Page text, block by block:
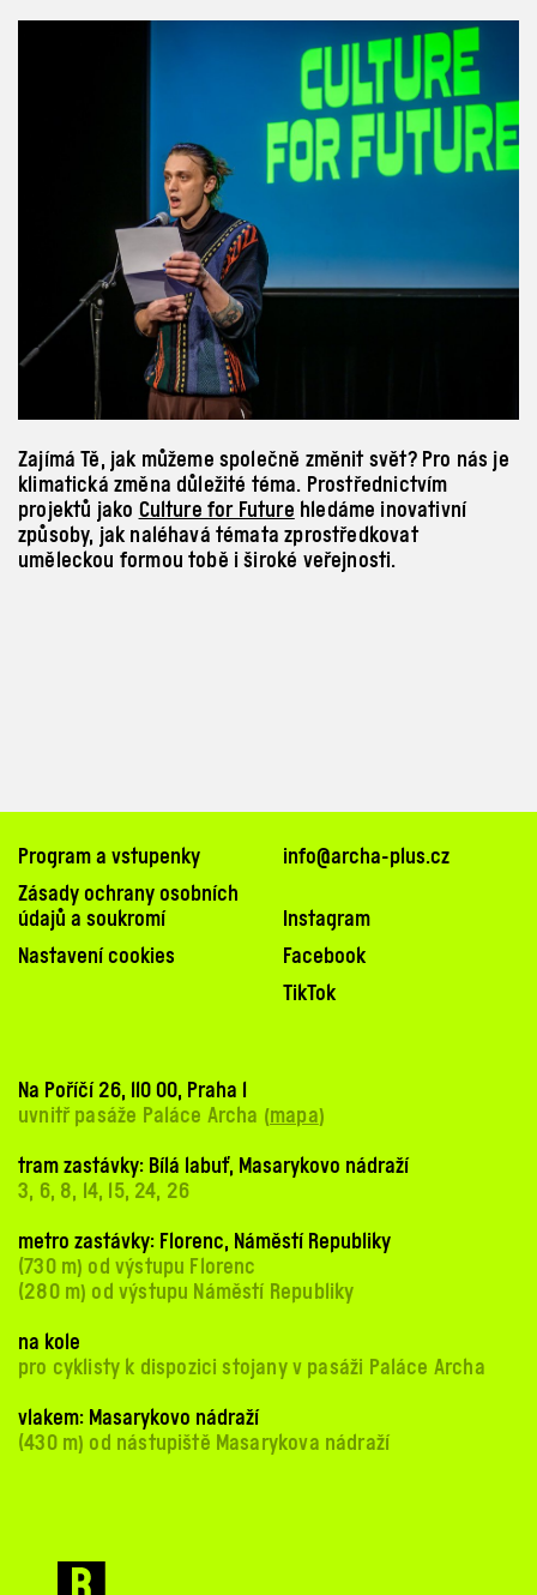
Zajímá Tě, jak můžeme společně změnit svět? Pro nás je
klimatická změna důležité téma. Prostřednictvím
projektů jako Culture for Future hledáme inovativní
způsoby, jak naléhavá témata zprostředkovat
uměleckou formou tobě i široké veřejnosti.
Program a vstupenky
Zásady ochrany osobních
údajů a soukromí
Nastavení cookies
info@archa-plus.cz
Instagram
Facebook
TikTok
Na Poříčí 26, 110 00, Praha 1
uvnitř pasáže Paláce Archa (mapa)
tram zastávky: Bílá labuť, Masarykovo nádraží
3, 6, 8, 14, 15, 24, 26
metro zastávky: Florenc, Náměstí Republiky
(730 m) od výstupu Florenc
(280 m) od výstupu Náměstí Republiky
na kole
pro cyklisty k dispozici stojany v pasáži Paláce Archa
vlakem: Masarykovo nádraží
(430 m) od nástupiště Masarykova nádraží